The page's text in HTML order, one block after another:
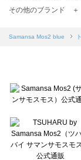
TSUHARU by Samansa
Samansa Mos2 blue（
sō4ū（ソウフォーユー
Te chichi（テチチ）の
Te chichi CLASSIC（テ
Lugnoncure（ルノンキ
BETTY'S BLUE（べテ
Wpc.（ワールドパーテ
その他のブランド ＋
Samansa Mos2 blue